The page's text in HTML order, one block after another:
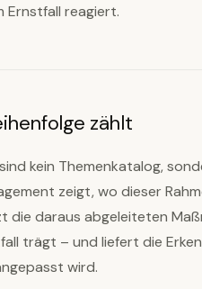
Ernstfall reagiert.
zählt
kein Themenkatalog,
zeigt, wo dieser
die daraus abgeleiteten
trägt – und liefert die
wird.